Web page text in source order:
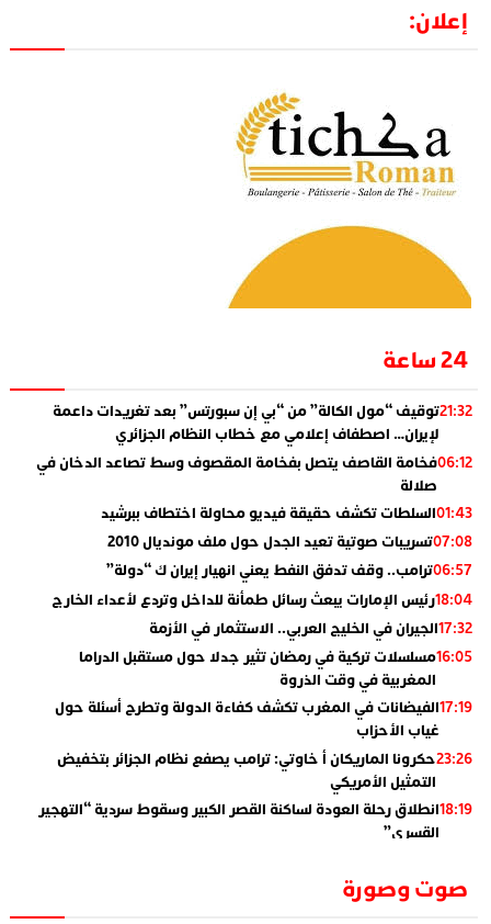
إعلان:
24 ساعة
21:32توقيف “مول الكالة” من “بي إن سبورتس” بعد تغريدات داعمة
لإيران… اصطفاف إعلامي مع خطاب النظام الجزائري
06:12فخامة القاصف يتصل بفخامة المقصوف وسط تصاعد الدخان في
صلالة
01:43السلطات تكشف حقيقة فيديو محاولة اختطاف ببرشيد
07:08تسريبات صوتية تعيد الجدل حول ملف مونديال 2010
06:57ترامب.. وقف تدفق النفط يعني انهيار إيران ك “دولة”
18:04رئيس الإمارات يبعث رسائل طمأنة للداخل وتردع لأعداء الخارج
17:32الجيران في الخليج العربي.. الاستثمار في الأزمة
16:05مسلسلات تركية في رمضان تثير جدلا حول مستقبل الدراما
المغربية في وقت الذروة
17:19الفيضانات في المغرب تكشف كفاءة الدولة وتطرح أسئلة حول
غياب الأحزاب
23:26حكرونا الماريكان أ خاوتي: ترامب يصفع نظام الجزائر بتخفيض
التمثيل الأمريكي
18:19انطلاق رحلة العودة لساكنة القصر الكبير وسقوط سردية “التهجير
القسري”
01:55
​”لارام”.. 3 خطوط أخرى نحو إسبانيا وهذه هي الوجهاتصوت وصورة